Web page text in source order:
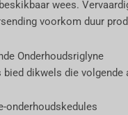
wees.
voorkom duur
Onderhoudsriglyne
bied dikwels die volgende
onderhoudskedules